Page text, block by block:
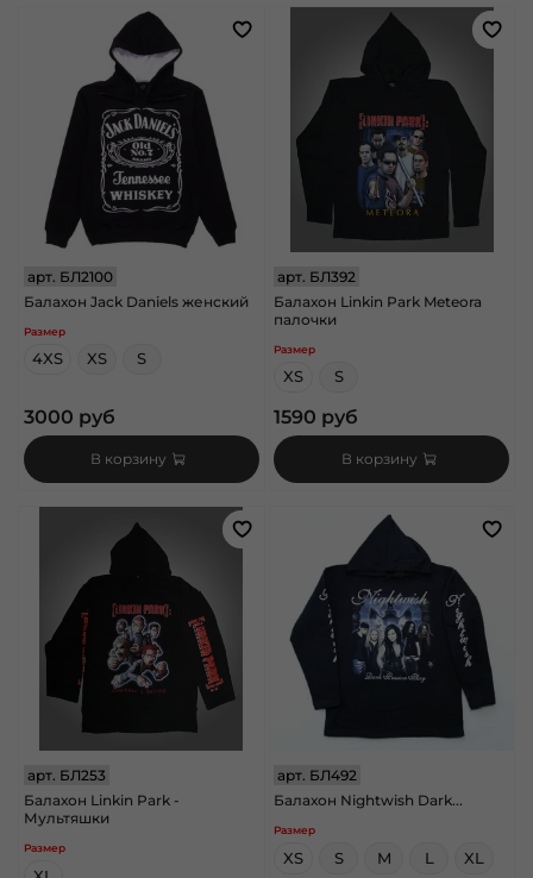
арт. БЛ2100
Балахон Jack Daniels женский
Размер
4XS XS S
3000 руб
В корзину
арт. БЛ392
Балахон Linkin Park Meteora
палочки
Размер
XS S
1590 руб
В корзину
арт. БЛ253
Балахон Linkin Park -
Мультяшки
Размер
арт. БЛ492
Балахон Nightwish Dark...
Размер
XS S M L
XL